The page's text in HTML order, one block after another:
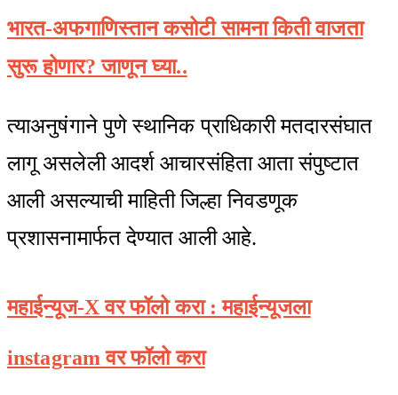
भारत-अफगाणिस्तान कसोटी सामना किती वाजता
सुरू होणार? जाणून घ्या..
त्याअनुषंगाने पुणे स्थानिक प्राधिकारी मतदारसंघात
लागू असलेली आदर्श आचारसंहिता आता संपुष्टात
आली असल्याची माहिती जिल्हा निवडणूक
प्रशासनामार्फत देण्यात आली आहे.
महाईन्यूज-X वर फॉलो करा : महाईन्यूजला
instagram वर फॉलो करा